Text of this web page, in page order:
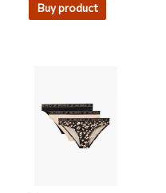
Buy product